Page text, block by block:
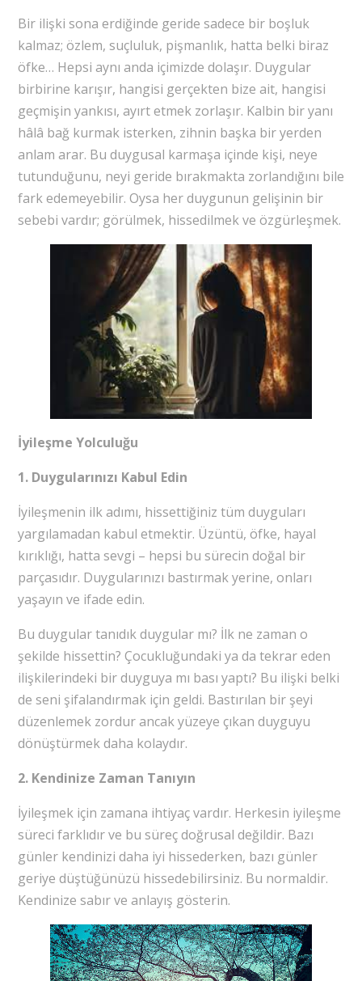
Bir ilişki sona erdiğinde geride sadece bir boşluk
kalmaz; özlem, suçluluk, pişmanlık, hatta belki biraz
öfke… Hepsi aynı anda içimizde dolaşır. Duygular
birbirine karışır, hangisi gerçekten bize ait, hangisi
geçmişin yankısı, ayırt etmek zorlaşır. Kalbin bir yanı
hâlâ bağ kurmak isterken, zihnin başka bir yerden
anlam arar. Bu duygusal karmaşa içinde kişi, neye
tutunduğunu, neyi geride bırakmakta zorlandığını bile
fark edemeyebilir. Oysa her duygunun gelişinin bir
sebebi vardır; görülmek, hissedilmek ve özgürleşmek.
İyileşme Yolculuğu
1. Duygularınızı Kabul Edin
İyileşmenin ilk adımı, hissettiğiniz tüm duyguları
yargılamadan kabul etmektir. Üzüntü, öfke, hayal
kırıklığı, hatta sevgi – hepsi bu sürecin doğal bir
parçasıdır. Duygularınızı bastırmak yerine, onları
yaşayın ve ifade edin.
Bu duygular tanıdık duygular mı? İlk ne zaman o
şekilde hissettin? Çocukluğundaki ya da tekrar eden
ilişkilerindeki bir duyguya mı bası yaptı? Bu ilişki belki
de seni şifalandırmak için geldi. Bastırılan bir şeyi
düzenlemek zordur ancak yüzeye çıkan duyguyu
dönüştürmek daha kolaydır.
2. Kendinize Zaman Tanıyın
İyileşmek için zamana ihtiyaç vardır. Herkesin iyileşme
süreci farklıdır ve bu süreç doğrusal değildir. Bazı
günler kendinizi daha iyi hissederken, bazı günler
geriye düştüğünüzü hissedebilirsiniz. Bu normaldir.
Kendinize sabır ve anlayış gösterin.